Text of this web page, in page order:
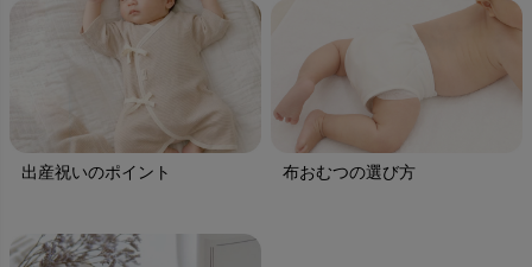
出産祝いのポイント 布おむつの選び方